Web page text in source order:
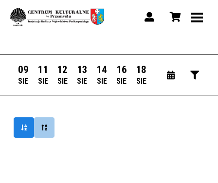
09
SIE
11
SIE
12
SIE
13
SIE
14
SIE
16
SIE
18
SIE